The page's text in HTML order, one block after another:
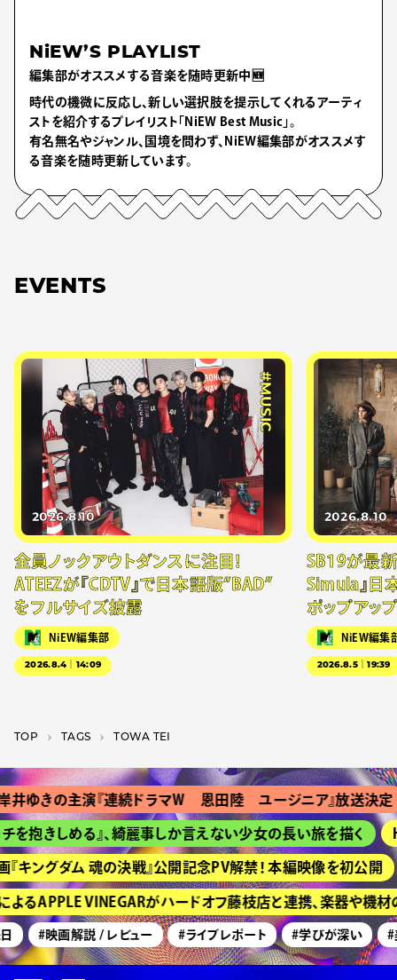
NiEW’S PLAYLIST
編集部がオススメする音楽を随時更新中🆕
時代の機微に反応し、新しい選択肢を提示してくれるアーティ
ストを紹介するプレイリスト「NiEW Best Music」。
有名無名やジャンル、国境を問わず、NiEW編集部がオススメす
る音楽を随時更新しています。
EVENTS
#MUSIC
2026.8.10
全員ノックアウトダンスに注目！
ATEEZが『CDTV』で日本語版“BAD”
をフルサイズ披露
NiEW編集部
2026.8.4｜14:09
2026.8.10
SB19が最
Simula』日
ポップアッ
NiEW編集
2026.8.5｜19:39
TOP T­A­G­S TOWA TEI
ゆきの主演『連続ドラマＷ 恩田陸 ユージニア』放送決定
抱きしめる』、綺麗事しか言えない少女の長い旅を描く
ングダム 魂の決戦』公開記念PV解禁！ 本編映像を初公開
るAPPLE VINEGARがハードオフ藤枝店と連携、楽器や機材
#映画解説 / レビュー #ライブレポート #学びが深い #美